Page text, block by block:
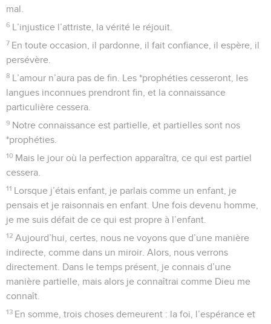
mal.
6 L’injustice l’attriste, la vérité le réjouit.
7 En toute occasion, il pardonne, il fait confiance, il espère, il
persévère.
8 L’amour n’aura pas de fin. Les *prophéties cesseront, les
langues inconnues prendront fin, et la connaissance
particulière cessera.
9 Notre connaissance est partielle, et partielles sont nos
*prophéties.
10 Mais le jour où la perfection apparaîtra, ce qui est partiel
cessera.
11 Lorsque j’étais enfant, je parlais comme un enfant, je
pensais et je raisonnais en enfant. Une fois devenu homme,
je me suis défait de ce qui est propre à l’enfant.
12 Aujourd’hui, certes, nous ne voyons que d’une manière
indirecte, comme dans un miroir. Alors, nous verrons
directement. Dans le temps présent, je connais d’une
manière partielle, mais alors je connaîtrai comme Dieu me
connaît.
13 En somme, trois choses demeurent : la foi, l’espérance et